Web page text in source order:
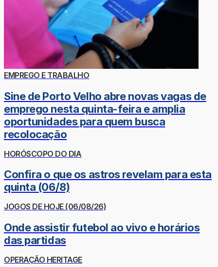
EMPREGO E TRABALHO
Sine de Porto Velho abre novas vagas de
emprego nesta quinta-feira e amplia
oportunidades para quem busca
recolocação
HORÓSCOPO DO DIA
Confira o que os astros revelam para esta
quinta (06/8)
JOGOS DE HOJE (06/08/26)
Onde assistir futebol ao vivo e horários
das partidas
OPERAÇÃO HERITAGE